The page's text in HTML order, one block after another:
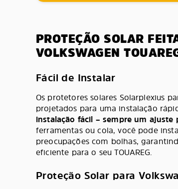
PROTEÇÃO SOLAR
VOLKSWAGEN
Fácil de Instalar
Os protetores solares Solarplexius
projetados para uma instalação
instalação fácil – sempre um ajuste
ferramentas ou cola, você pode
preocupações com bolhas,
eficiente para o seu TOUAREG.
Proteção Solar para